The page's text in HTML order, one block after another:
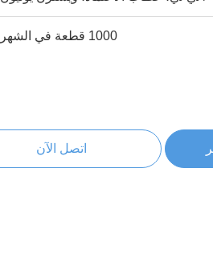
1000 قطعة في الشهر
اتصل الآن